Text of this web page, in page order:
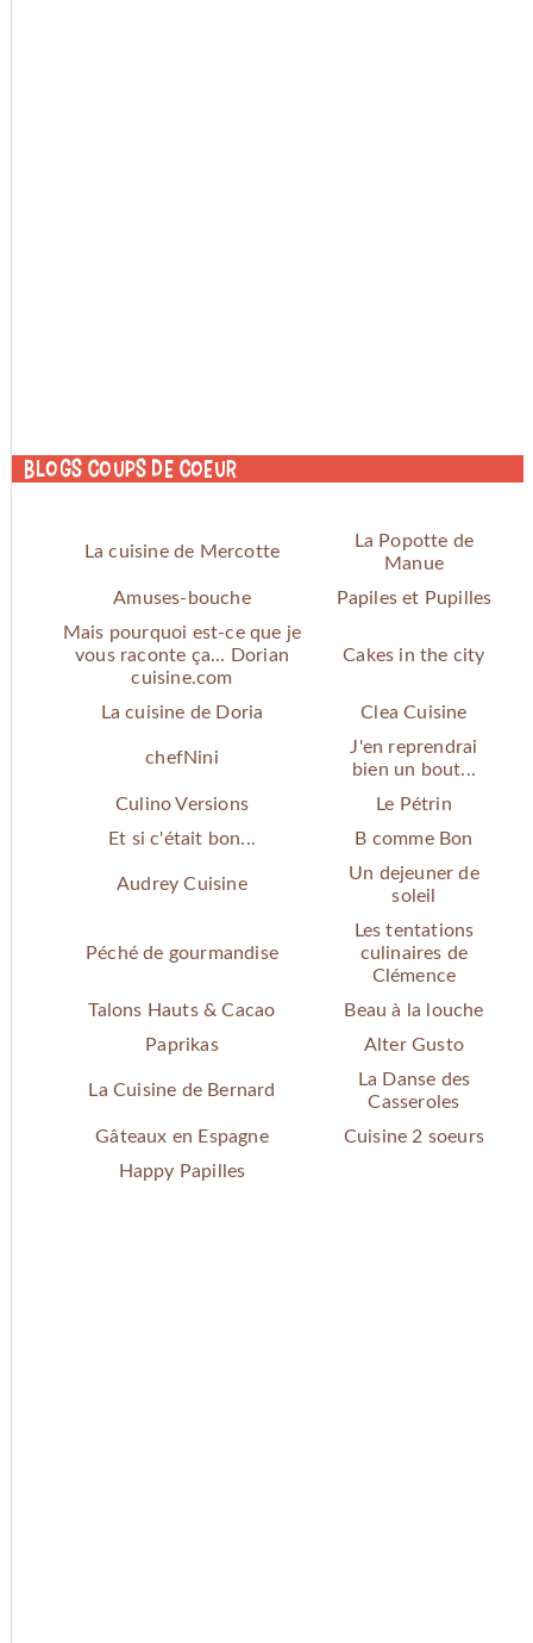
Blogs coups de coeur
La cuisine de Mercotte
La Popotte de
Manue
Amuses-bouche
Papiles et Pupilles
Mais pourquoi est-ce que je
vous raconte ça... Dorian
cuisine.com
Cakes in the city
La cuisine de Doria Clea Cuisine
chefNini
J'en reprendrai
bien un bout...
Culino Versions
Le Pétrin
Et si c'était bon...
B comme Bon
Audrey Cuisine
Un dejeuner de
soleil
Péché de gourmandise
Les tentations
culinaires de
Clémence
Talons Hauts & Cacao
Beau à la louche
Paprikas
Alter Gusto
La Cuisine de Bernard
La Danse des
Casseroles
Gâteaux en Espagne
Cuisine 2 soeurs
Happy Papilles